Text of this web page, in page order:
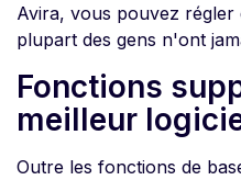
Avira, vous pouvez régler
plupart des gens n'ont
Fonctions
meilleur
Outre les fonctions de